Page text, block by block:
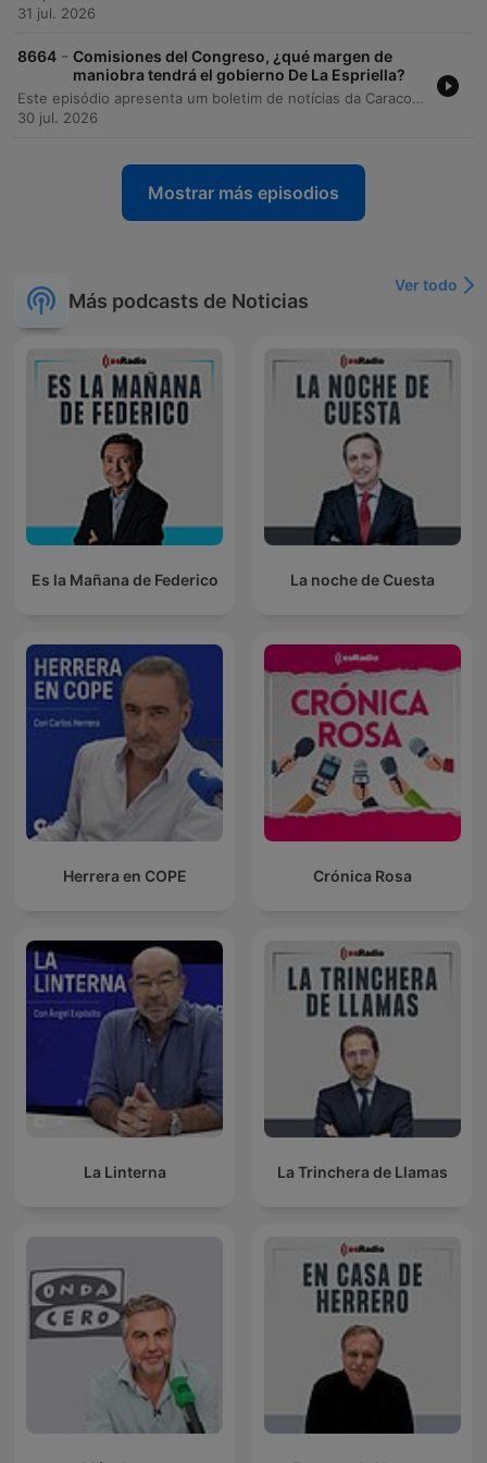
31 jul. 2026
8664 - Comisiones del Congreso, ¿qué margen de
maniobra tendrá el gobierno De La Espriella?
Este episódio apresenta um boletim de notícias da Caracol Radio, abordando a complexa dinâmica política na Colômbia, desde as definições das comissões no Congresso até as movimentações do governo e tensões internacionais envolvendo a Bolívia e os EUA. A discussão aprofunda-se na análise do poder legislativo, destacando o papel estratégico das comissões da Câmara e do Senado para as reformas governamentais. O programa também investiga denúncias de irregularidades em contratações públicas, o aumento de contratos diretos e possíveis casos de nepotismo e má gestão de recursos na Aeronáutica Civil.
30 jul. 2026
Mostrar más episodios
Más podcasts de Noticias
Ver todo
Es la Mañana de Federico La noche de Cuesta
Herrera en COPE Crónica Rosa
La Linterna La Trinchera de Llamas